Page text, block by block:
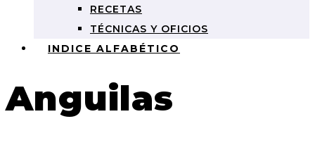
RECETAS
TÉCNICAS Y OFICIOS
INDICE ALFABÉTICO
Anguilas